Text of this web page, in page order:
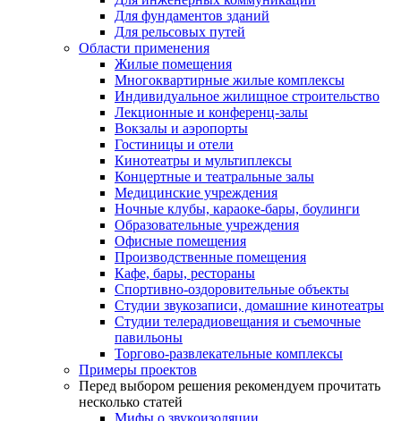
Для фундаментов зданий
Для рельсовых путей
Области применения
Жилые помещения
Многоквартирные жилые комплексы
Индивидуальное жилищное строительство
Лекционные и конференц-залы
Вокзалы и аэропорты
Гостиницы и отели
Кинотеатры и мультиплексы
Концертные и театральные залы
Медицинские учреждения
Ночные клубы, караоке-бары, боулинги
Образовательные учреждения
Офисные помещения
Производственные помещения
Кафе, бары, рестораны
Спортивно-оздоровительные объекты
Студии звукозаписи, домашние кинотеатры
Студии телерадиовещания и съемочные
павильоны
Торгово-развлекательные комплексы
Примеры проектов
Перед выбором решения рекомендуем прочитать
несколько статей
Мифы о звукоизоляции